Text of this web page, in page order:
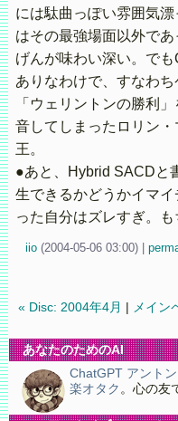
には駄曲っぽい雰囲気
はその最強場面以外で
げんが味わい深い。で
ありなわけで、すなわ
「ウェリントンの勝利
音してしまったロリン
王。
●あと、Hybrid SACDと
生できるかどうかイマ
った自分はズレすぎ。も
iio (2004-05-06 03:00)
« Disc: 2004年4月 メイン
あなたのためのAI
ChatGPT アント
楽オタク 。心の友